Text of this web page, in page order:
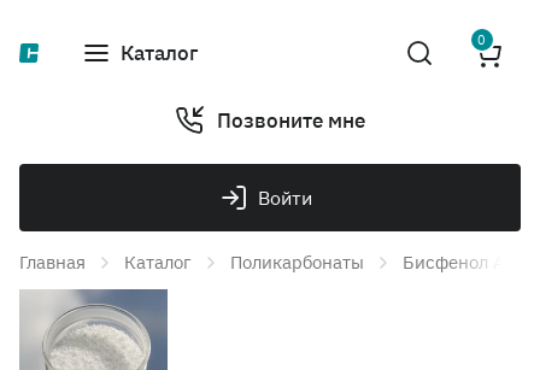
Каталог 0
Позвоните мне
Войти
Главная Каталог Поликарбонаты Бисфенол А